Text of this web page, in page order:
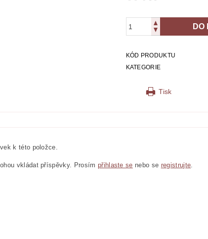
KÓD PRODUKTU
KATEGORIE
Tisk
k této položce.
vkládat příspěvky. Prosím přihlaste se nebo se registrujte.